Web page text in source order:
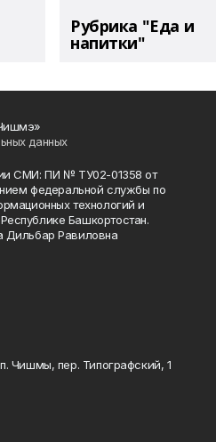
Рубрика "Еда и
напитки"
данных
СМИ: ПИ № ТУ02-01358 от
федеральной службы по
технологий и
Башкортостан.
Дильбар Равиловна
Чишмы, пер. Типографский, 1